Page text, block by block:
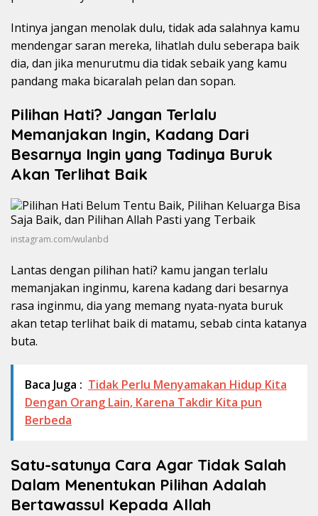
Intinya jangan menolak dulu, tidak ada salahnya kamu
mendengar saran mereka, lihatlah dulu seberapa baik
dia, dan jika menurutmu dia tidak sebaik yang kamu
pandang maka bicaralah pelan dan sopan.
Pilihan Hati? Jangan Terlalu
Memanjakan Ingin, Kadang Dari
Besarnya Ingin yang Tadinya Buruk
Akan Terlihat Baik
instagram.com/wulanbd
Lantas dengan pilihan hati? kamu jangan terlalu
memanjakan inginmu, karena kadang dari besarnya
rasa inginmu, dia yang memang nyata-nyata buruk
akan tetap terlihat baik di matamu, sebab cinta katanya
buta.
Baca Juga : Tidak Perlu Menyamakan Hidup Kita
Dengan Orang Lain, Karena Takdir Kita pun
Berbeda
Satu-satunya Cara Agar Tidak Salah
Dalam Menentukan Pilihan Adalah
Bertawassul Kepada Allah